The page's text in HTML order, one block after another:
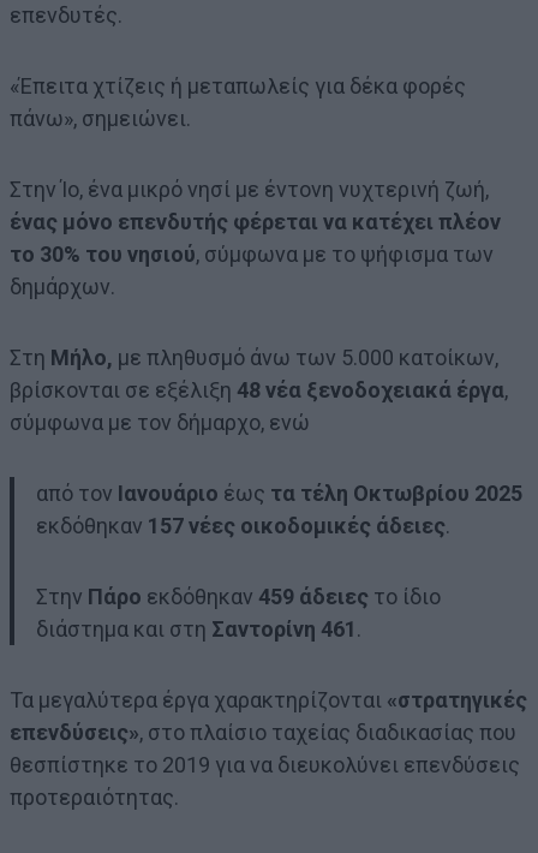
επενδυτές.
«Έπειτα χτίζεις ή μεταπωλείς για δέκα φορές
πάνω», σημειώνει.
Στην Ίο, ένα μικρό νησί με έντονη νυχτερινή ζωή,
ένας μόνο επενδυτής φέρεται να κατέχει πλέον
το 30% του νησιού, σύμφωνα με το ψήφισμα των
δημάρχων.
Στη Μήλο, με πληθυσμό άνω των 5.000 κατοίκων,
βρίσκονται σε εξέλιξη 48 νέα ξενοδοχειακά έργα,
σύμφωνα με τον δήμαρχο, ενώ
από τον Ιανουάριο έως τα τέλη Οκτωβρίου 2025
εκδόθηκαν 157 νέες οικοδομικές άδειες.
Στην Πάρο εκδόθηκαν 459 άδειες το ίδιο
διάστημα και στη Σαντορίνη 461.
Τα μεγαλύτερα έργα χαρακτηρίζονται «στρατηγικές
επενδύσεις», στο πλαίσιο ταχείας διαδικασίας που
θεσπίστηκε το 2019 για να διευκολύνει επενδύσεις
προτεραιότητας.